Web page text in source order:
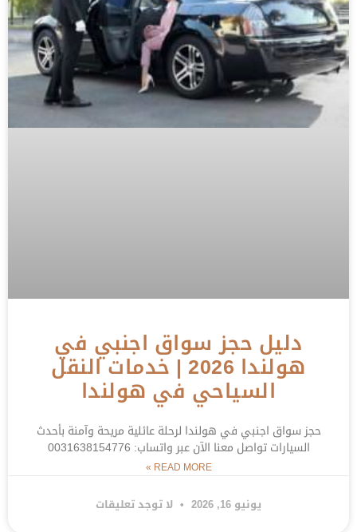
دليل حجز سواق اجنبي في
هولندا 2026 | خدمات النقل
السياحي في هولندا
حجز سواق اجنبي في هولندا لرحلة عائلية مريحة وآمنة بأحدث
السيارات تواصل معنا الآن عبر واتساب: 0031638154776
READ MORE »
يونيو 16, 2026 لا توجد تعليقات